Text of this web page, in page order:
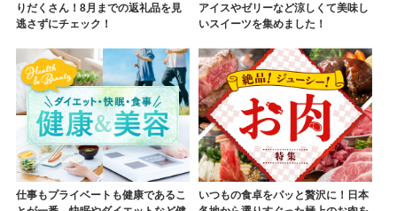
りだくさん！8月までの返礼品を見
逃さずにチェック！
アイスやゼリーなど涼しくて美味し
いスイーツを集めました！
仕事もプライベートも健康であるこ
いつもの食卓をパッと贅沢に！日本